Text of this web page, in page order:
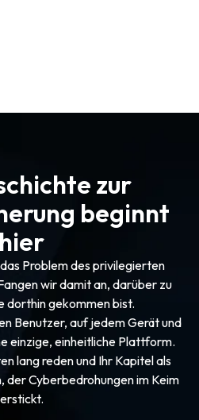
zur
beginnt
hier
Problem des privilegierten
wir damit an, darüber zu
dorthin gekommen bist.
Benutzer, auf jedem Gerät und
einzige, einheitliche Plattform.
lang reden und Ihr Kapitel als
der Cyberbedrohungen im Keim
erstickt.